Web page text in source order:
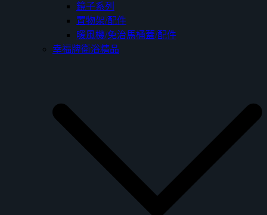
鏡子系列
置物架/配件
暖風機/免治馬桶蓋/配件
幸福牌衛浴精品